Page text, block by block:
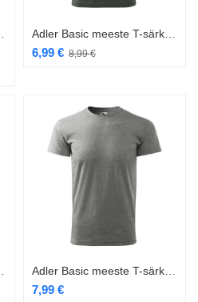
8,99€
6,99 €
7,99 €